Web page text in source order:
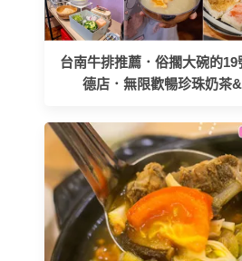
台南牛排推薦．俗擱大碗的
德店．無限歡暢珍珠奶茶